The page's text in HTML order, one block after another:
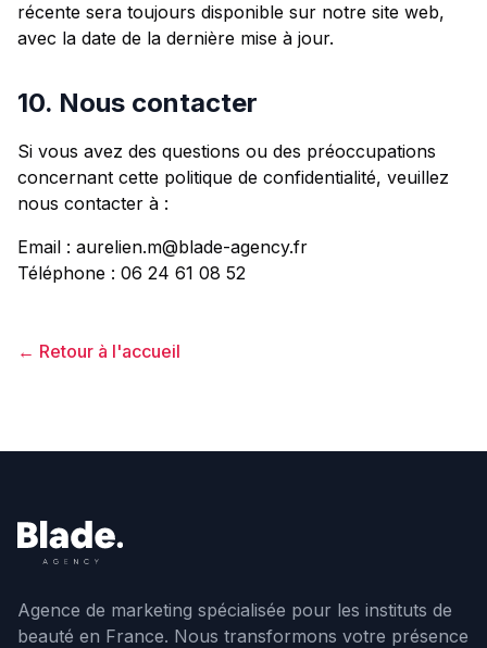
récente sera toujours disponible sur notre site web,
avec la date de la dernière mise à jour.
10. Nous contacter
Si vous avez des questions ou des préoccupations
concernant cette politique de confidentialité, veuillez
nous contacter à :
Email : aurelien.m@blade-agency.fr
Téléphone : 06 24 61 08 52
← Retour à l'accueil
Agence de marketing spécialisée pour les instituts de
beauté en France. Nous transformons votre présence